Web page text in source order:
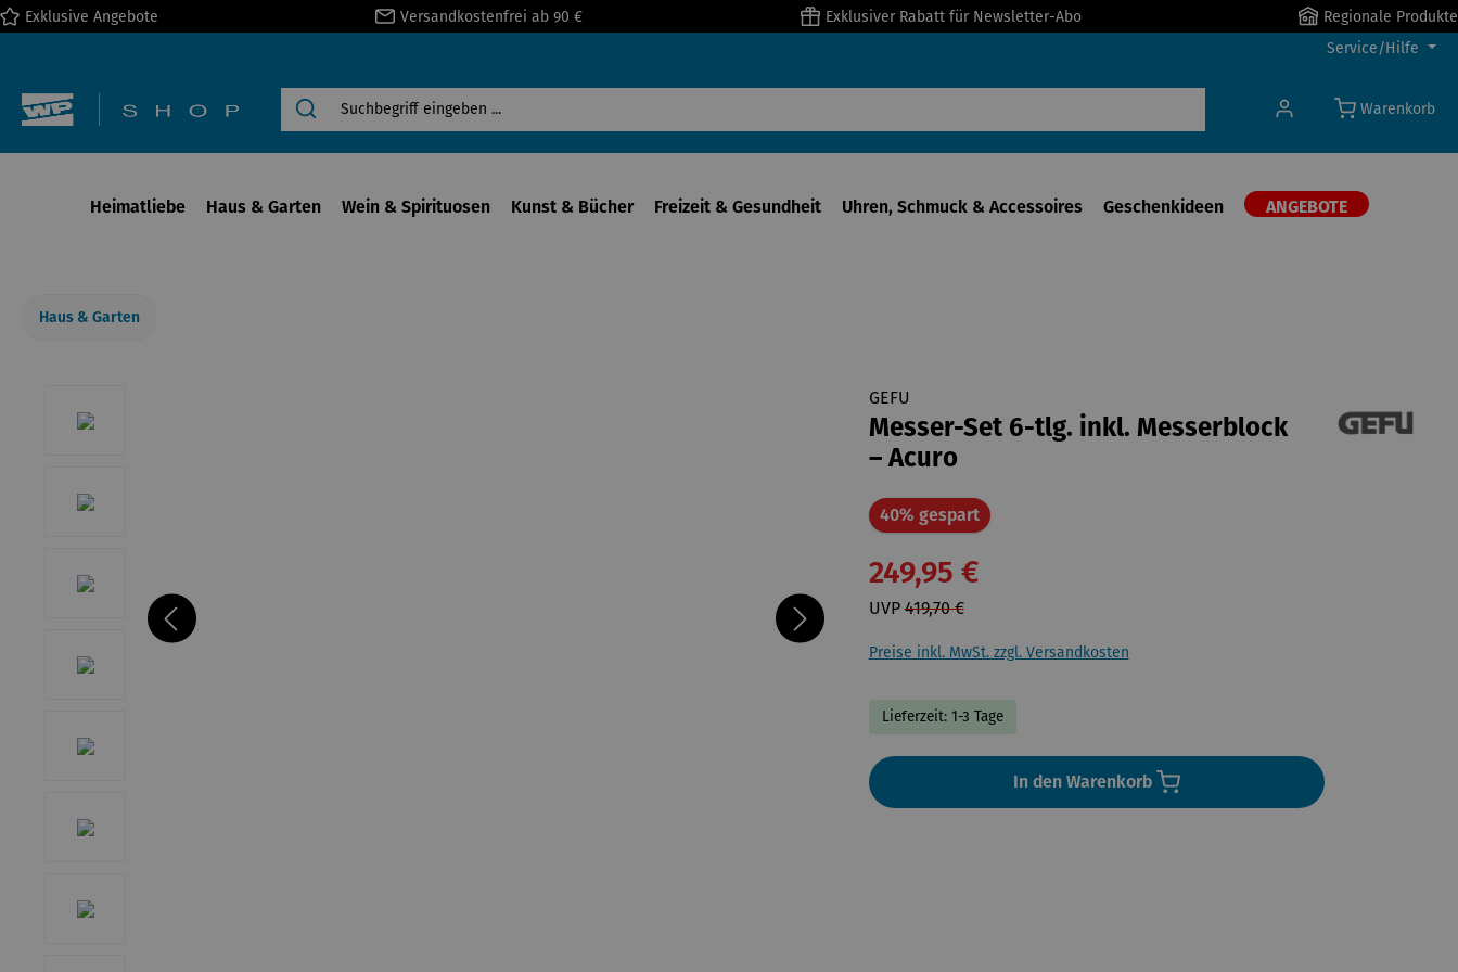
Zur Hauptnavigation springen
Exklusive Angebote Versandkostenfrei ab 90 € Exklusiver Rabatt für Newsletter-Abo
Regionale Produkte
Service/Hilfe
Warenkorb
Heimatliebe Haus & Garten Wein & Spirituosen Kunst & Bücher Freizeit & Gesundheit Uhren, Schmuck & Accessoires Geschenkideen ANGEBOTE
Haus & Garten
GEFU
Messer-Set 6-tlg. inkl. Messerblock
– Acuro
40% gespartRabatt
249,95 €
UVP419,70 €
Preise inkl. MwSt. zzgl. Versandkosten
Lieferzeit: 1-3 Tage
In den Warenkorb